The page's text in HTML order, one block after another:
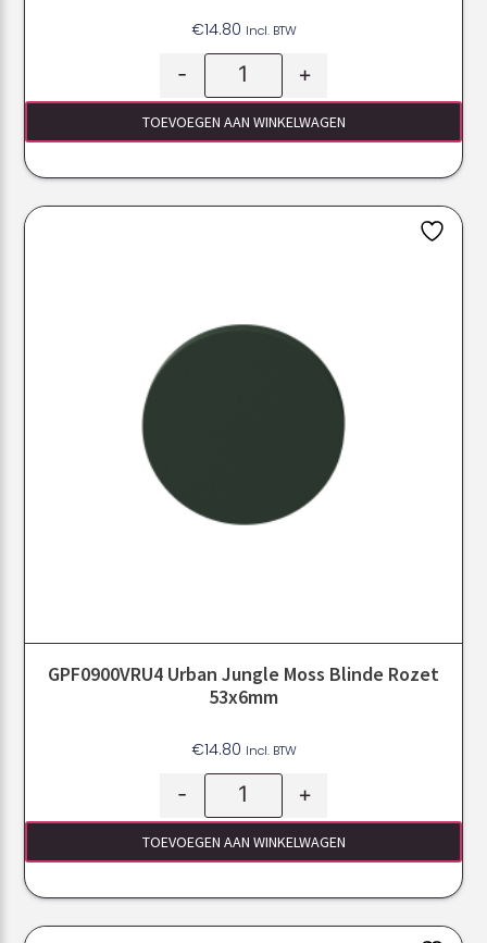
€14.80 Incl. BTW
- +
TOEVOEGEN AAN WINKELWAGEN
GPF0900VRU4 Urban Jungle Moss Blinde Rozet
53x6mm
€14.80 Incl. BTW
- +
TOEVOEGEN AAN WINKELWAGEN